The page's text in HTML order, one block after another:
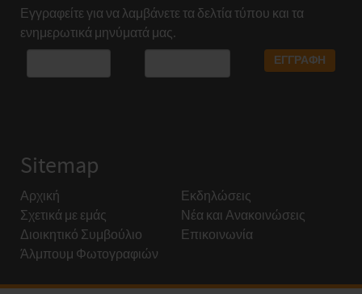
Εγγραφείτε για να λαμβάνετε τα δελτία τύπου και τα
ενημερωτικά μηνύματά μας.
Sitemap
Αρχική
Σχετικά με εμάς
Διοικητικό Συμβούλιο
Άλμπουμ Φωτογραφιών
Εκδηλώσεις
Νέα και Ανακοινώσεις
Επικοινωνία